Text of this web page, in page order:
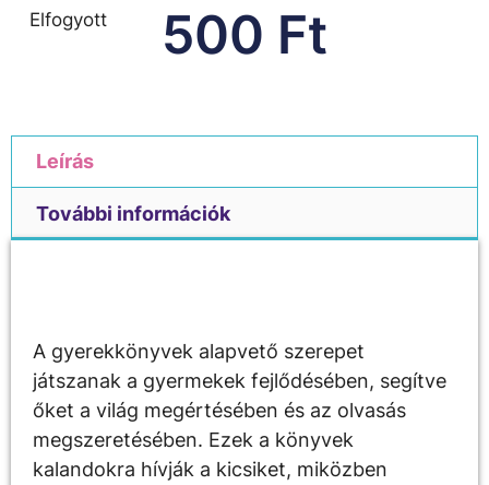
500 Ft
Elfogyott
Leírás
További információk
A gyerekkönyvek alapvető szerepet
játszanak a gyermekek fejlődésében, segítve
őket a világ megértésében és az olvasás
megszeretésében. Ezek a könyvek
kalandokra hívják a kicsiket, miközben